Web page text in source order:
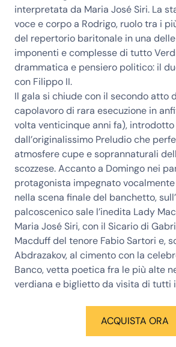
interpretata da Maria José Siri. La
voce e corpo a Rodrigo, ruolo tra i
del repertorio baritonale in una
imponenti e complesse di tutto
drammatica e pensiero politico: il
con Filippo II.
Il gala si chiude con il secondo atto
capolavoro di rara esecuzione in
volta venticinque anni fa), introdotto
dall’originalissimo Preludio che
atmosfere cupe e soprannaturali
scozzese. Accanto a Domingo nei
protagonista impegnato
nella scena finale del banchetto,
palcoscenico sale l’inedita Lady
Maria José Siri, con il Sicario di
Macduff del tenore Fabio Sartori e,
Abdrazakov, al cimento con la
Banco, vetta poetica fra le più alte
verdiana e biglietto da visita di tutti
ACQUISTA ORA